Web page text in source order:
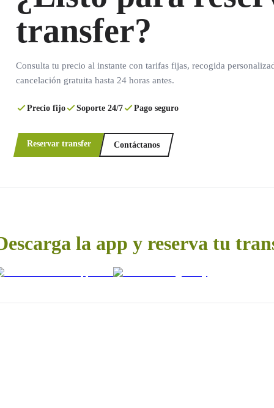
transfer?
Consulta tu precio al instante con tarifas fijas, recogida
cancelación gratuita hasta 24 horas antes.
Precio fijo Soporte 24/7 Pago seguro
Reservar transfer Contáctanos
la app y reserva tu